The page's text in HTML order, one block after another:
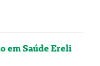
em Saúde Ereli